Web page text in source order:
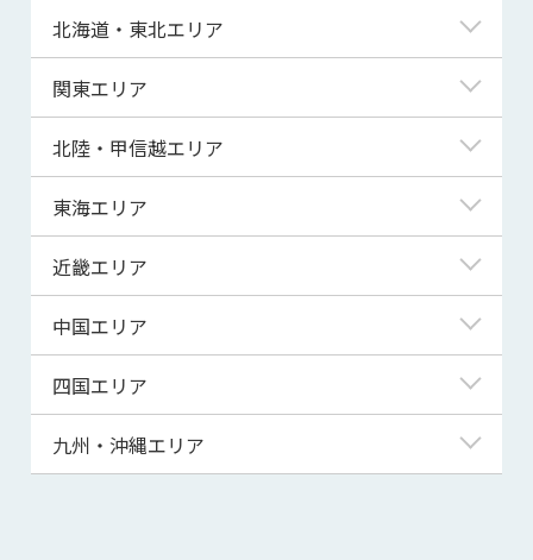
北海道・東北エリア
北海道
青森県
宮城県
秋田県
山形県
関東エリア
東京都
神奈川県
埼玉県
千葉県
茨城県
群馬県
北陸・甲信越エリア
新潟県
富山県
福井県
山梨県
長野県
東海エリア
岐阜県
静岡県
三重県
近畿エリア
滋賀県
京都府
大阪府
兵庫県
中国エリア
鳥取県
島根県
四国エリア
徳島県
九州・沖縄エリア